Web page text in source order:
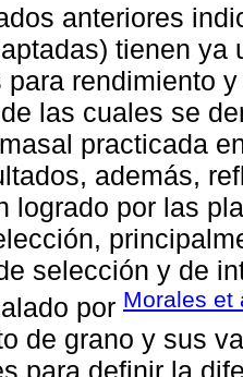
anteriores
tienen ya
para rendimiento
las cuales se
practicada
además,
logrado por las
selección y de
por Morales et
de grano y sus
para definir la